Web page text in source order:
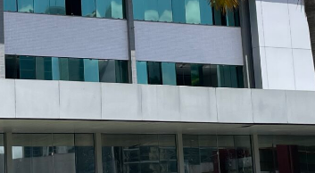
me Lost your password?